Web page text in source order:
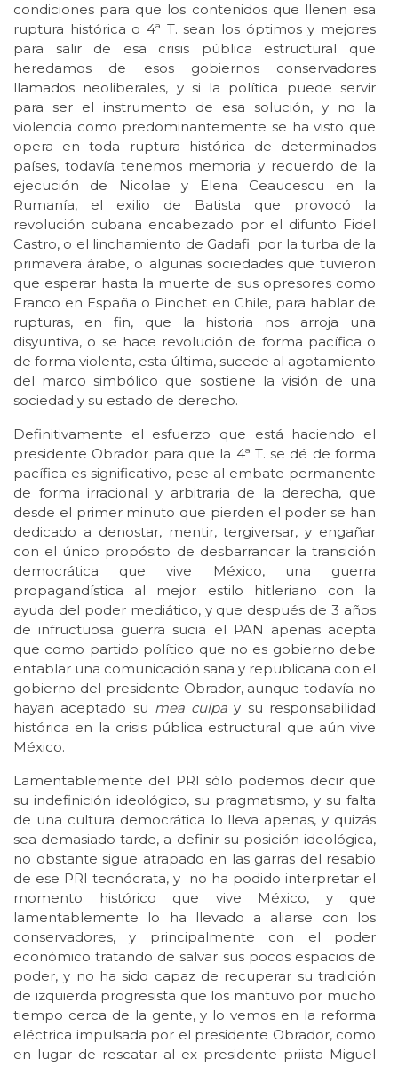
condiciones para que los contenidos que llenen esa
ruptura histórica o 4ª T. sean los óptimos y mejores
para salir de esa crisis pública estructural que
heredamos de esos gobiernos conservadores
llamados neoliberales, y si la política puede servir
para ser el instrumento de esa solución, y no la
violencia como predominantemente se ha visto que
opera en toda ruptura histórica de determinados
países, todavía tenemos memoria y recuerdo de la
ejecución de Nicolae y Elena Ceaucescu en la
Rumanía, el exilio de Batista que provocó la
revolución cubana encabezado por el difunto Fidel
Castro, o el linchamiento de Gadafi por la turba de la
primavera árabe, o algunas sociedades que tuvieron
que esperar hasta la muerte de sus opresores como
Franco en España o Pinchet en Chile, para hablar de
rupturas, en fin, que la historia nos arroja una
disyuntiva, o se hace revolución de forma pacífica o
de forma violenta, esta última, sucede al agotamiento
del marco simbólico que sostiene la visión de una
sociedad y su estado de derecho.
Definitivamente el esfuerzo que está haciendo el
presidente Obrador para que la 4ª T. se dé de forma
pacífica es significativo, pese al embate permanente
de forma irracional y arbitraria de la derecha, que
desde el primer minuto que pierden el poder se han
dedicado a denostar, mentir, tergiversar, y engañar
con el único propósito de desbarrancar la transición
democrática que vive México, una guerra
propagandística al mejor estilo hitleriano con la
ayuda del poder mediático, y que después de 3 años
de infructuosa guerra sucia el PAN apenas acepta
que como partido político que no es gobierno debe
entablar una comunicación sana y republicana con el
gobierno del presidente Obrador, aunque todavía no
hayan aceptado su mea culpa y su responsabilidad
histórica en la crisis pública estructural que aún vive
México.
Lamentablemente del PRI sólo podemos decir que
su indefinición ideológico, su pragmatismo, y su falta
de una cultura democrática lo lleva apenas, y quizás
sea demasiado tarde, a definir su posición ideológica,
no obstante sigue atrapado en las garras del resabio
de ese PRI tecnócrata, y no ha podido interpretar el
momento histórico que vive México, y que
lamentablemente lo ha llevado a aliarse con los
conservadores, y principalmente con el poder
económico tratando de salvar sus pocos espacios de
poder, y no ha sido capaz de recuperar su tradición
de izquierda progresista que los mantuvo por mucho
tiempo cerca de la gente, y lo vemos en la reforma
eléctrica impulsada por el presidente Obrador, como
en lugar de rescatar al ex presidente priista Miguel